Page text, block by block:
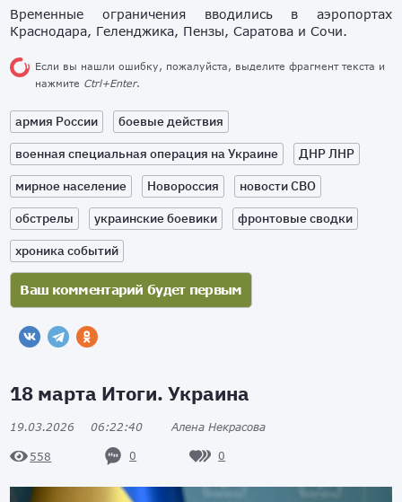
Временные ограничения вводились в аэропортах
Краснодара, Геленджика, Пензы, Саратова и Сочи.
Если вы нашли ошибку, пожалуйста, выделите фрагмент текста и
нажмите Ctrl+Enter.
армия России
боевые действия
военная специальная операция на Украине
ДНР ЛНР
мирное население
Новороссия
новости СВО
обстрелы
украинские боевики
фронтовые сводки
хроника событий
18 марта Итоги. Украина
19.03.2026 06:22:40 Алена Некрасова
558 0 0